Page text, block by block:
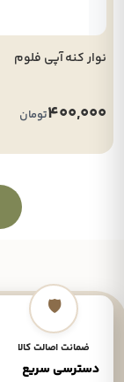
نوار کنه آپی فلوم
400,000تومان
🛡️
ضمانت اصالت کالا
دسترسی سریع